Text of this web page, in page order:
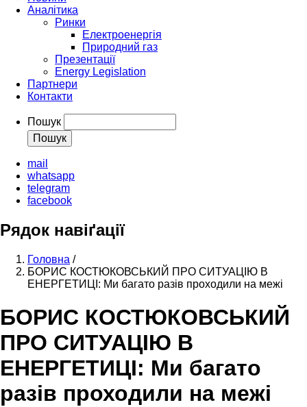
Аналітика
Ринки
Електроенергія
Природний газ
Презентації
Energy Legislation
Партнери
Контакти
Пошук
mail
whatsapp
telegram
facebook
Рядок навіґації
Головна /
БОРИС КОСТЮКОВСЬКИЙ ПРО СИТУАЦІЮ В
ЕНЕРГЕТИЦІ: Ми багато разів проходили на межі
БОРИС КОСТЮКОВСЬКИЙ
ПРО СИТУАЦІЮ В
ЕНЕРГЕТИЦІ: Ми багато
разів проходили на межі